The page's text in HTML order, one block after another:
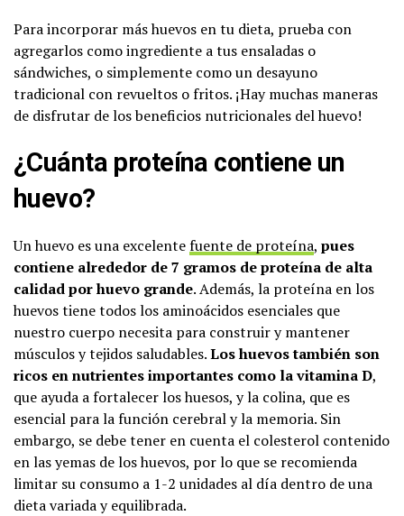
Para incorporar más huevos en tu dieta, prueba con
agregarlos como ingrediente a tus ensaladas o
sándwiches, o simplemente como un desayuno
tradicional con revueltos o fritos. ¡Hay muchas maneras
de disfrutar de los beneficios nutricionales del huevo!
¿Cuánta proteína contiene un
huevo?
Un huevo es una excelentefuente de proteína, pues
contiene alrededor de 7 gramos de proteína de alta
calidad por huevo grande. Además, la proteína en los
huevos tiene todos los aminoácidos esenciales que
nuestro cuerpo necesita para construir y mantener
músculos y tejidos saludables.Los huevos también son
ricos en nutrientes importantes como la vitamina D,
que ayuda a fortalecer los huesos, y la colina, que es
esencial para la función cerebral y la memoria. Sin
embargo, se debe tener en cuenta el colesterol contenido
en las yemas de los huevos, por lo que se recomienda
limitar su consumo a 1-2 unidades al día dentro de una
dieta variada y equilibrada.